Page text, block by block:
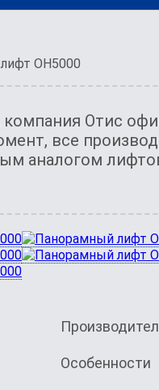
OH5000
Отис
все
аналогом
Особенности